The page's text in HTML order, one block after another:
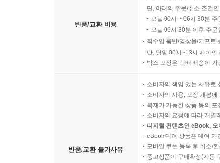
반품/교환 비용
단, 아래의 주문/취소 조건
오늘 00시 ~ 06시 30분
오늘 06시 30분 이후 주
직수입 음반/영상물/기프트
단, 당일 00시~13시 사이의
박스 포장은 택배 배송이
반품/교환 불가사유
소비자의 책임 있는 사유로
소비자의 사용, 포장 개봉
복제가 가능한 상품 등의
소비자의 요청에 따라 개별
디지털 컨텐츠인 eBook,
eBook 대여 상품은 대여 기
모바일 쿠폰 등록 후 취소/
중고상품이 구매확정(자동